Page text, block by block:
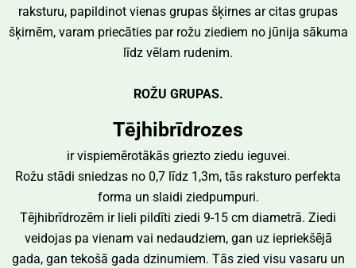
raksturu, papildinot vienas grupas šķirnes ar citas grupas
šķirnēm, varam priecāties par rožu ziediem no jūnija sākuma
līdz vēlam rudenim.
ROŽU GRUPAS.
Tējhibrīdrozes
ir vispiemērotākās griezto ziedu ieguvei.
Rožu stādi sniedzas no 0,7 līdz 1,3m, tās raksturo perfekta
forma un slaidi ziedpumpuri.
Tējhibrīdrozēm ir lieli pildīti ziedi 9-15 cm diametrā. Ziedi
veidojas pa vienam vai nedaudziem, gan uz iepriekšējā
gada, gan tekošā gada dzinumiem. Tās zied visu vasaru un